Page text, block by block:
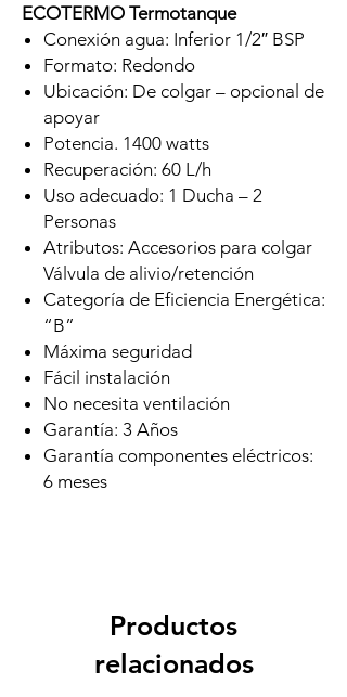
ECOTERMO Termotanque
Conexión agua: Inferior 1/2″ BSP
Formato: Redondo
Ubicación: De colgar – opcional de
apoyar
Potencia. 1400 watts
Recuperación: 60 L/h
Uso adecuado: 1 Ducha – 2
Personas
Atributos: Accesorios para colgar
Válvula de alivio/retención
Categoría de Eficiencia Energética:
“B”
Máxima seguridad
Fácil instalación
No necesita ventilación
Garantía: 3 Años
Garantía componentes eléctricos:
6 meses
Productos
relacionados